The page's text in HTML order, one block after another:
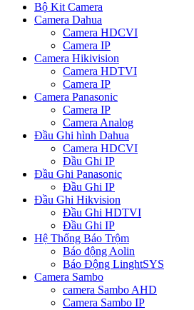
Bộ Kit Camera
Camera Dahua
Camera HDCVI
Camera IP
Camera Hikivision
Camera HDTVI
Camera IP
Camera Panasonic
Camera IP
Camera Analog
Đầu Ghi hình Dahua
Camera HDCVI
Đầu Ghi IP
Đầu Ghi Panasonic
Đầu Ghi IP
Đầu Ghi Hikvision
Đầu Ghi HDTVI
Đầu Ghi IP
Hệ Thống Báo Trộm
Báo động Aolin
Báo Động LinghtSYS
Camera Sambo
camera Sambo AHD
Camera Sambo IP